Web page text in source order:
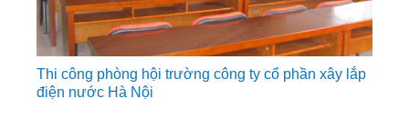
Thi công phòng hội trường công ty cổ phần xây lắp
điện nước Hà Nội